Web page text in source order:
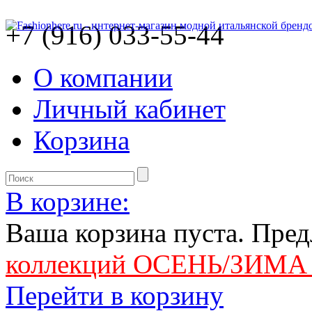
+7 (916) 033-55-44
О компании
Личный кабинет
Корзина
В корзине:
Ваша корзина пуста.
коллекций ОСЕНЬ/ЗИМА
Перейти в корзину